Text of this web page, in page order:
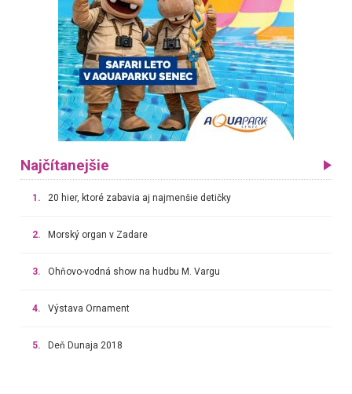
Najčítanejšie
1. 20 hier, ktoré zabavia aj najmenšie detičky
2. Morský organ v Zadare
3. Ohňovo-vodná show na hudbu M. Vargu
4. Výstava Ornament
5. Deň Dunaja 2018